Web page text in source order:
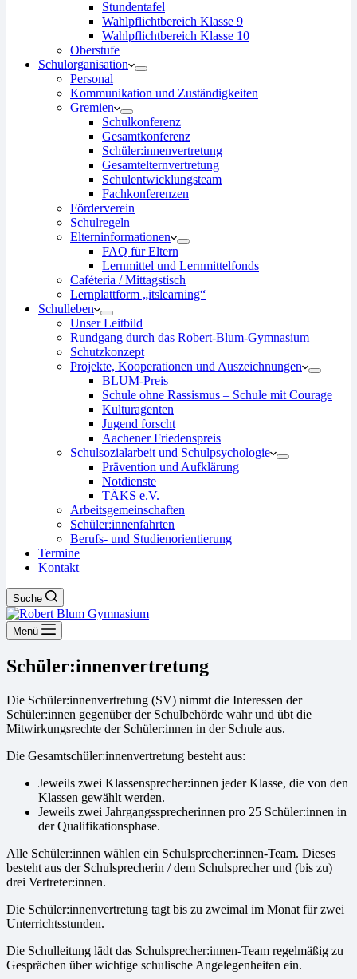
Stundentafel
Wahlpflichtbereich Klasse 9
Wahlpflichtbereich Klasse 10
Oberstufe
Schulorganisation
Personal
Kommunikation und Zuständigkeiten
Gremien
Schulkonferenz
Gesamtkonferenz
Schüler:innenvertretung
Gesamtelternvertretung
Schulentwicklungsteam
Fachkonferenzen
Förderverein
Schulregeln
Elterninformationen
FAQ für Eltern
Lernmittel und Lernmittelfonds
Caféteria / Mittagstisch
Lernplattform „itslearning“
Schulleben
Unser Leitbild
Rundgang durch das Robert-Blum-Gymnasium
Schutzkonzept
Projekte, Kooperationen und Auszeichnungen
BLUM-Preis
Schule ohne Rassismus – Schule mit Courage
Kulturagenten
Jugend forscht
Aachener Friedenspreis
Schulsozialarbeit und Schulpsychologie
Prävention und Aufklärung
Notdienste
TÄKS e.V.
Arbeitsgemeinschaften
Schüler:innenfahrten
Berufs- und Studienorientierung
Termine
Kontakt
Suche
Menü
Schüler:innenvertretung
Die Schüler:innenvertretung (SV) nimmt die Interessen der
Schüler:innen gegenüber der Schulbehörde wahr und übt die
Mitwirkungsrechte der Schüler:innen in der Schule aus.
Die Gesamtschüler:innenvertretung besteht aus:
Jeweils zwei Klassensprecher:innen jeder Klasse, die von den
Klassen gewählt werden.
Jeweils zwei Jahrgangssprecherinnen pro 25 Schüler:innen in
der Qualifikationsphase.
Alle Schüler:innen wählen ein Schulsprecher:innen-Team. Dieses
besteht aus der Schulsprecherin / dem Schulsprecher und (bis zu)
drei Vertreter:innen.
Die Schüler:innenvertretung tagt bis zu zweimal im Monat für zwei
Unterrichtsstunden.
Die Schulleitung lädt das Schulsprecher:innen-Team regelmäßig zu
Gesprächen über wichtige schulische Angelegenheiten ein.